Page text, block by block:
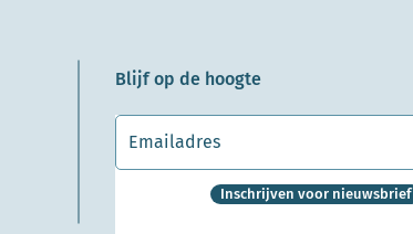
Blijf op de hoogte
Inschrijven voor nieuwsbrief